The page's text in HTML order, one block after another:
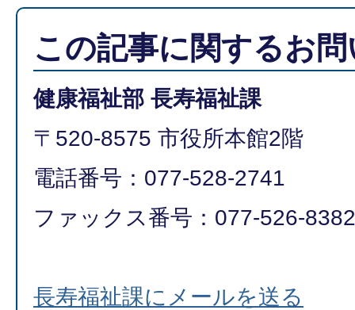
この記事に関するお
健康福祉部 長寿福祉課
〒520-8575 市役所本館2階
電話番号：077-528-2741
ファックス番号：077-526-8382
長寿福祉課にメールを送る